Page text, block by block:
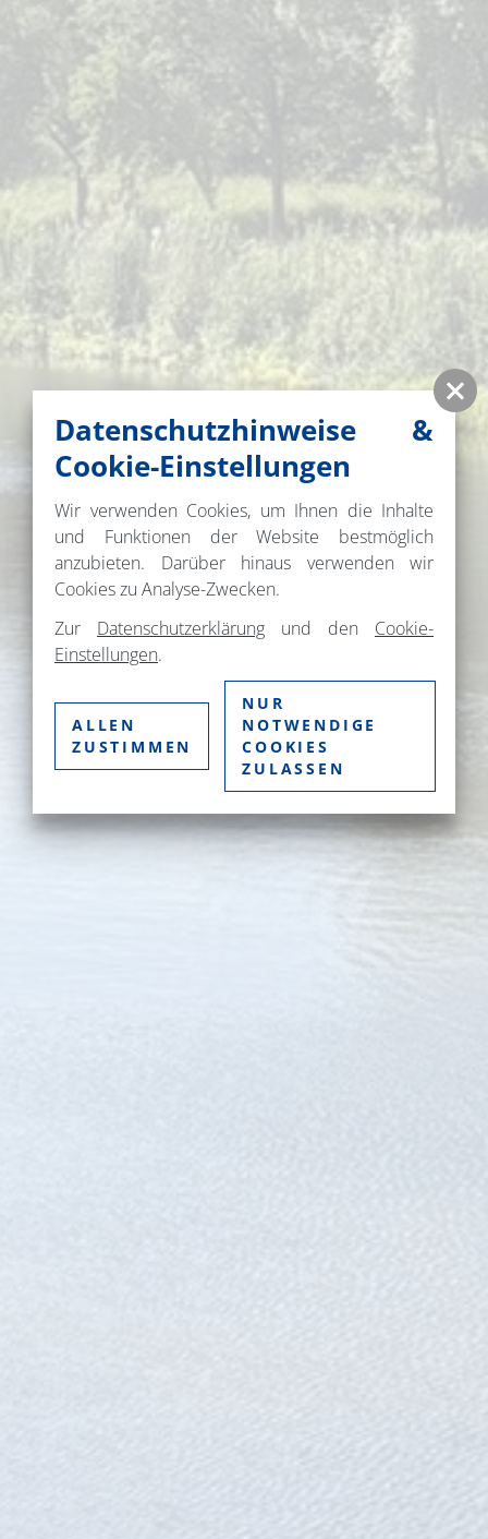
Datenschutzhinweise &
Cookie-Einstellungen
Wir verwenden Cookies, um Ihnen die Inhalte
und Funktionen der Website bestmöglich
anzubieten. Darüber hinaus verwenden wir
Cookies zu Analyse-Zwecken.
Zur Datenschutzerklärung und den Cookie-
Einstellungen.
ALLEN
ZUSTIMMEN
NUR
NOTWENDIGE
COOKIES
ZULASSEN